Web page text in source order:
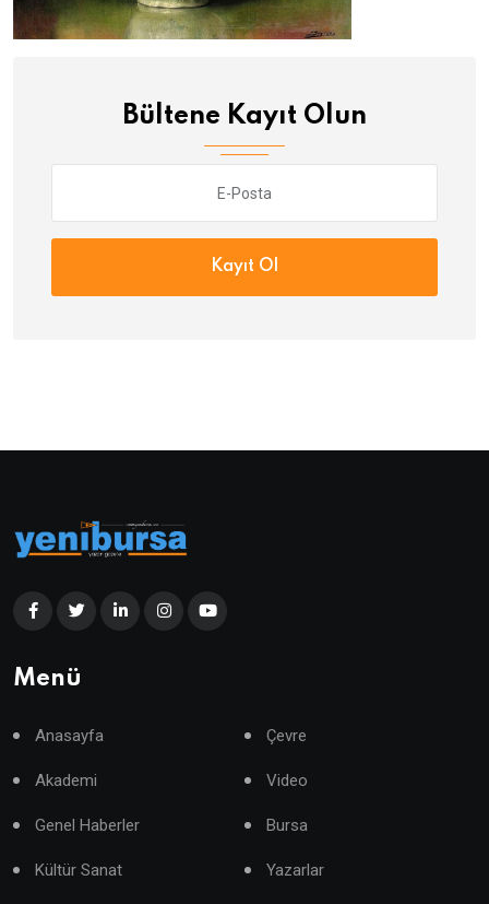
Bültene Kayıt Olun
Kayıt Ol
Menü
Anasayfa Çevre
Akademi Video
Genel Haberler Bursa
Kültür Sanat Yazarlar